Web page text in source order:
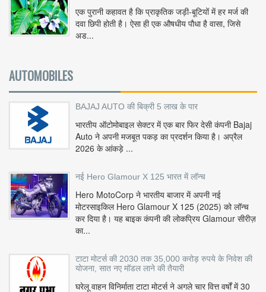
एक पुरानी कहावत है कि प्राकृतिक जड़ी-बूटियों में हर मर्ज की
दवा छिपी होती है। ऐसा ही एक औषधीय पौधा है वासा, जिसे
अड...
AUTOMOBILES
BAJAJ AUTO की बिक्री 5 लाख के पार
भारतीय ऑटोमोबाइल सेक्टर में एक बार फिर देसी कंपनी Bajaj
Auto ने अपनी मजबूत पकड़ का प्रदर्शन किया है। अप्रैल
2026 के आंकड़े ...
नई Hero Glamour X 125 भारत में लॉन्च
Hero MotoCorp ने भारतीय बाजार में अपनी नई
मोटरसाइकिल Hero Glamour X 125 (2025) को लॉन्च
कर दिया है। यह बाइक कंपनी की लोकप्रिय Glamour सीरीज़
का...
टाटा मोटर्स की 2030 तक 35,000 करोड़ रुपये के निवेश की
योजना, सात नए मॉडल लाने की तैयारी
घरेलू वाहन विनिर्माता टाटा मोटर्स ने अगले चार वित्त वर्षों में 30